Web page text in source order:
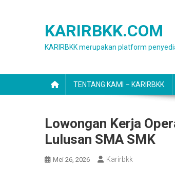
KARIRBKK.COM
KARIRBKK merupakan platform
TENTANG KAMI – KARIRBKK
Lowongan Kerja
Lulusan SMA SMK
Mei 26, 2026 Karirbkk